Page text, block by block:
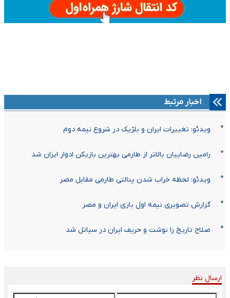
اخبار مرتبط
ویدئو: تغییرات ایران و بلژیک در شروع نیمه دوم
رامین رضاییان بالاتر از طارمی بهترین بازیکن ادوار ایران شد
ویدئو: لحظه خراب شدن پنالتی طارمی مقابل مصر
گزارش تصویری نیمه اول بازی ایران و مصر
صلاح تاریخ را نوشت و حریف ایران در سیاتل شد
ارسال نظر